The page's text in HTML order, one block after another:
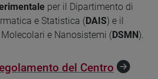
le per il Dipartimento di
e Statistica (DAIS) e il
e Nanosistemi (DSMN).
del Centro